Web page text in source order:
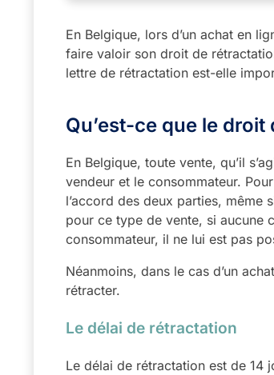
En Belgique, lors d’un achat en
faire valoir son droit de
lettre de rétractation est-elle
Qu’est-ce que le
En Belgique, toute vente, qu’il
vendeur et le consommateur.
l’accord des deux parties, même
pour ce type de vente, si aucune
consommateur, il ne lui est pas
Néanmoins, dans le cas d’un
rétracter.
Le délai de rétractation
Le délai de rétractation est de 14